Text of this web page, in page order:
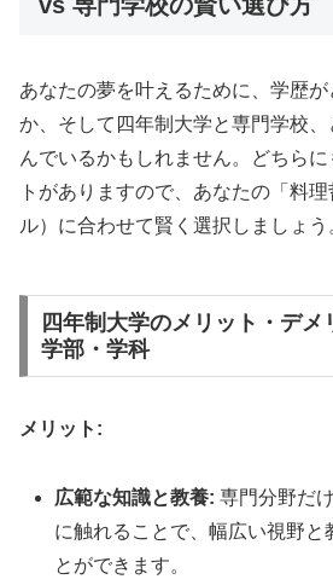
あなたの夢を叶えるために、学歴
か、そして四年制大学と専門学校
んでいるかもしれません。どちら
トがありますので、あなたの「料
ル）に合わせて賢く選択しましょう
四年制大学のメリット・デメ
学部・学科
メリット:
広範な知識と教養: 専門分野だ
に触れることで、幅広い視野と
とができます。